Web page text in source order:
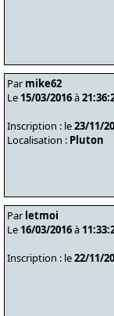
Par mike62
Le 15/03/2016à
Inscription : le23/11/
Localisation : Pluton
Par letmoi
Le 16/03/2016à
Inscription : le22/11/